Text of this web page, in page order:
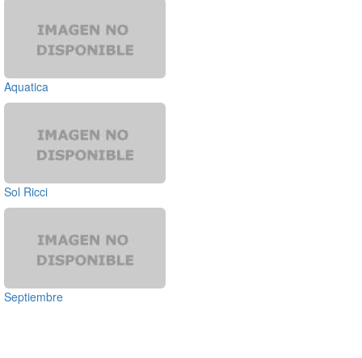
Aquatica
Sol Ricci
Septiembre